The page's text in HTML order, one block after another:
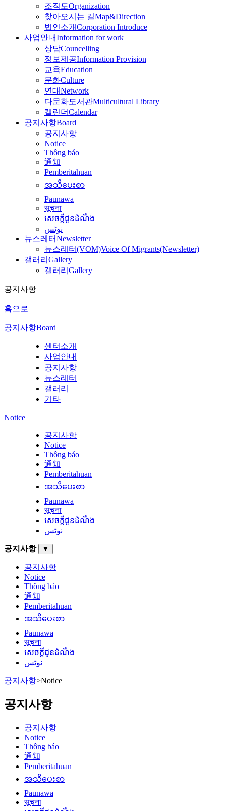
조직도Organization
찾아오시는 길Map&Direction
법인소개Corporation Introduce
사업안내Information for work
상담Councelling
정보제공Information Provision
교육Education
문화Culture
연대Network
다문화도서관Multicultural Library
캘린더Calendar
공지사항Board
공지사항
Notice
Thông báo
通知
Pemberitahuan
အသိပေးစာ
Paunawa
सूचना
សេចក្តីជូនដំណឹង
نوٹس
뉴스레터Newsletter
뉴스레터(VOM)Voice Of Migrants(Newsletter)
갤러리 Gallery
갤러리 Gallery
공지사항
홈으로
공지사항Board
센터소개
사업안내
공지사항
뉴스레터
갤러리
기타
Notice
공지사항
Notice
Thông báo
通知
Pemberitahuan
အသိပေးစာ
Paunawa
सूचना
សេចក្តីជូនដំណឹង
نوٹس
공지사항 ▼
공지사항
Notice
Thông báo
通知
Pemberitahuan
အသိပေးစာ
Paunawa
सूचना
សេចក្តីជូនដំណឹង
نوٹس
공지사항>Notice
공지사항
공지사항
Notice
Thông báo
通知
Pemberitahuan
အသိပေးစာ
Paunawa
सूचना